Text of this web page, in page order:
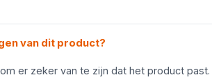
van dit product?
er zeker van te zijn dat het product past.